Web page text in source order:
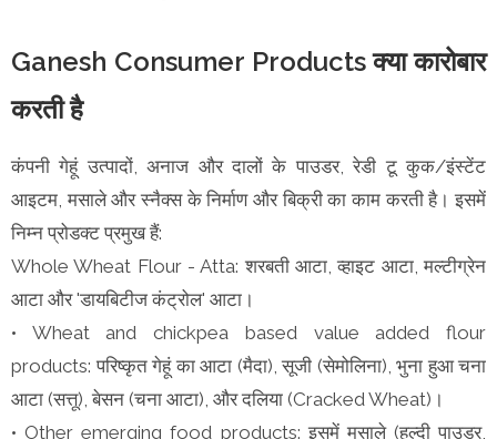
Ganesh Consumer Products क्या कारोबार
करती है
कंपनी गेहूं उत्पादों, अनाज और दालों के पाउडर, रेडी टू कुक/इंस्टेंट
आइटम, मसाले और स्नैक्स के निर्माण और बिक्री का काम करती है। इसमें
निम्न प्रोडक्ट प्रमुख हैं:
Whole Wheat Flour - Atta: शरबती आटा, व्हाइट आटा, मल्टीग्रेन
आटा और 'डायबिटीज कंट्रोल' आटा।
• Wheat and chickpea based value added flour
products: परिष्कृत गेहूं का आटा (मैदा), सूजी (सेमोलिना), भुना हुआ चना
आटा (सत्तू), बेसन (चना आटा), और दलिया (Cracked Wheat)।
• Other emerging food products: इसमें मसाले (हल्दी पाउडर,